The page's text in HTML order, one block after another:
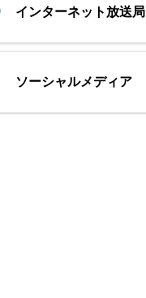
インターネット放送局
ソーシャルメディア